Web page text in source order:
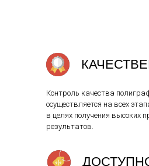
Контроль качества
осуществляется на всех
в целях получения высоких
результатов.